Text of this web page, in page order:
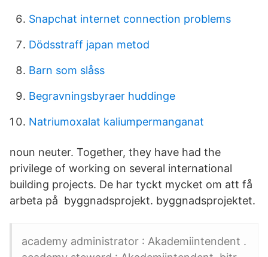
Snapchat internet connection problems
Dödsstraff japan metod
Barn som slåss
Begravningsbyraer huddinge
Natriumoxalat kaliumpermanganat
noun neuter. Together, they have had the
privilege of working on several international
building projects. De har tyckt mycket om att få
arbeta på byggnadsprojekt. byggnadsprojektet.
academy administrator : Akademiintendent .